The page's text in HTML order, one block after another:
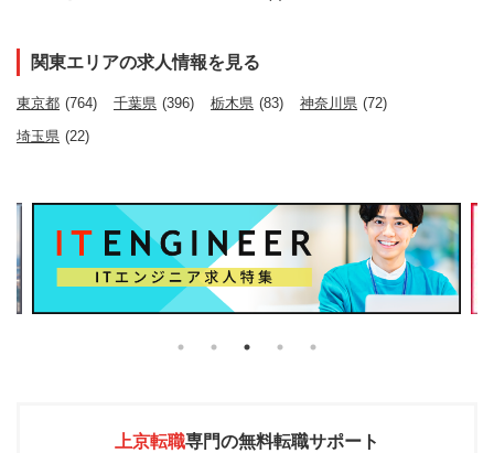
関東エリアの求人情報を見る
東京都 (764) 千葉県 (396) 栃木県 (83) 神奈川県 (72)
埼玉県 (22)
上京転職専門の無料転職サポート